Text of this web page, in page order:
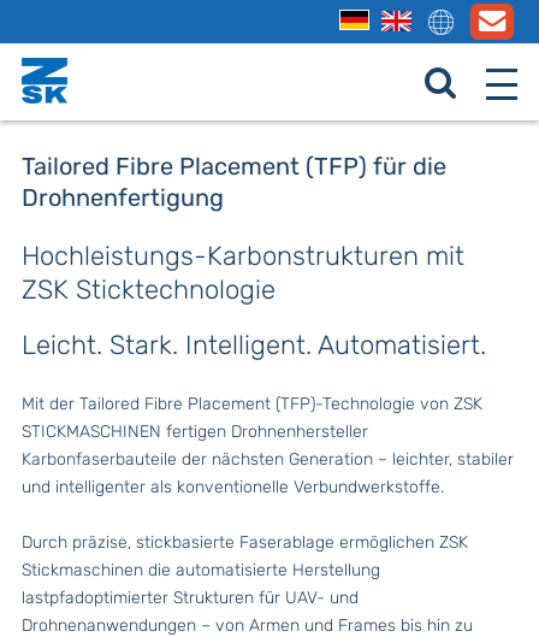
Tailored Fibre Placement (TFP) für die
Drohnenfertigung
Hochleistungs-Karbonstrukturen mit
ZSK Sticktechnologie
Leicht. Stark. Intelligent. Automatisiert.
Mit der Tailored Fibre Placement (TFP)-Technologie von ZSK
STICKMASCHINEN fertigen Drohnenhersteller
Karbonfaserbauteile der nächsten Generation – leichter, stabiler
und intelligenter als konventionelle Verbundwerkstoffe.
Durch präzise, stickbasierte Faserablage ermöglichen ZSK
Stickmaschinen die automatisierte Herstellung
lastpfadoptimierter Strukturen für UAV- und
Drohnenanwendungen – von Armen und Frames bis hin zu